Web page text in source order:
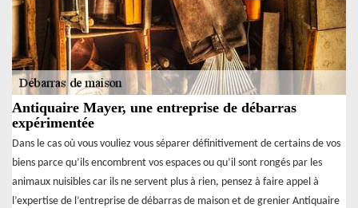
Antiquaire Mayer, une entreprise de débarras
expérimentée
Dans le cas où vous vouliez vous séparer définitivement de certains de vos
biens parce qu’ils encombrent vos espaces ou qu’il sont rongés par les
animaux nuisibles car ils ne servent plus à rien, pensez à faire appel à
l’expertise de l’entreprise de débarras de maison et de grenier Antiquaire